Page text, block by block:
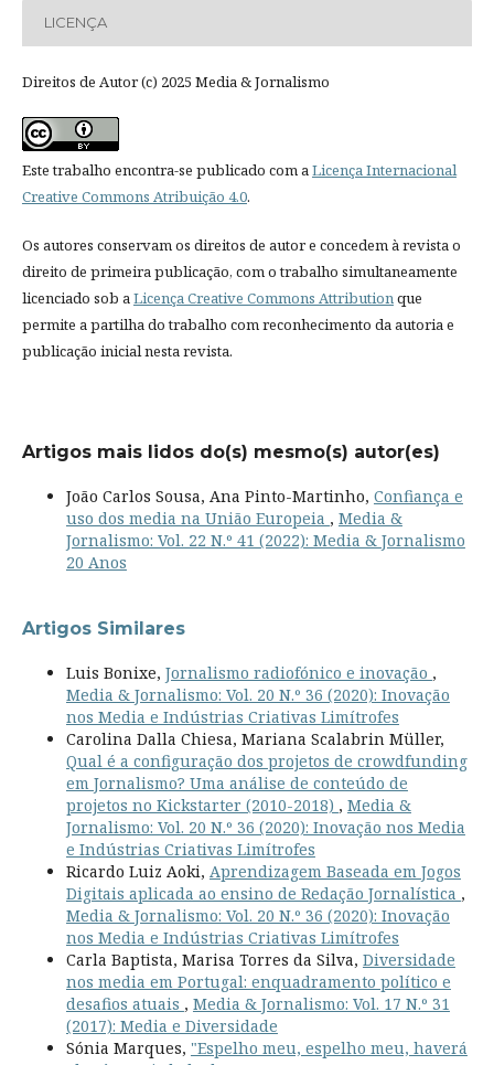
LICENÇA
Direitos de Autor (c) 2025 Media & Jornalismo
Este trabalho encontra-se publicado com aLicença Internacional
Creative Commons Atribuição 4.0.
Os autores conservam os direitos de autor e concedem à revista o
direito de primeira publicação, com o trabalho simultaneamente
licenciado sob aLicença Creative Commons Attributionque
permite a partilha do trabalho com reconhecimento da autoria e
publicação inicial nesta revista.
Artigos mais lidos do(s) mesmo(s) autor(es)
João Carlos Sousa, Ana Pinto-Martinho, Confiança e
uso dos media na União Europeia , Media &
Jornalismo: Vol. 22 N.º 41 (2022): Media & Jornalismo
20 Anos
Artigos Similares
Luis Bonixe, Jornalismo radiofónico e inovação ,
Media & Jornalismo: Vol. 20 N.º 36 (2020): Inovação
nos Media e Indústrias Criativas Limítrofes
Carolina Dalla Chiesa, Mariana Scalabrin Müller,
Qual é a configuração dos projetos de crowdfunding
em Jornalismo? Uma análise de conteúdo de
projetos no Kickstarter (2010-2018) , Media &
Jornalismo: Vol. 20 N.º 36 (2020): Inovação nos Media
e Indústrias Criativas Limítrofes
Ricardo Luiz Aoki, Aprendizagem Baseada em Jogos
Digitais aplicada ao ensino de Redação Jornalística ,
Media & Jornalismo: Vol. 20 N.º 36 (2020): Inovação
nos Media e Indústrias Criativas Limítrofes
Carla Baptista, Marisa Torres da Silva, Diversidade
nos media em Portugal: enquadramento político e
desafios atuais , Media & Jornalismo: Vol. 17 N.º 31
(2017): Media e Diversidade
Sónia Marques, "Espelho meu, espelho meu, haverá